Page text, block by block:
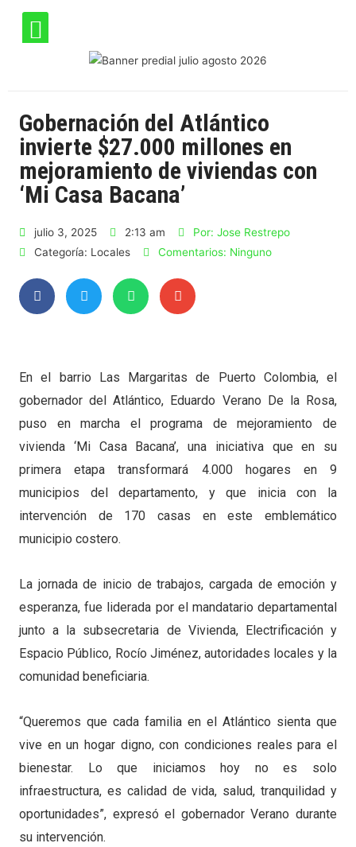
Gobernación del Atlántico
invierte $27.000 millones en
mejoramiento de viviendas con
‘Mi Casa Bacana’
julio 3, 2025 2:13 am Por: Jose Restrepo
Categoría: Locales Comentarios: Ninguno
En el barrio Las Margaritas de Puerto Colombia, el
gobernador del Atlántico, Eduardo Verano De la Rosa,
puso en marcha el programa de mejoramiento de
vivienda ‘Mi Casa Bacana’, una iniciativa que en su
primera etapa transformará 4.000 hogares en 9
municipios del departamento, y que inicia con la
intervención de 170 casas en este emblemático
municipio costero.
La jornada de inicio de trabajos, cargada de emoción y
esperanza, fue liderada por el mandatario departamental
junto a la subsecretaria de Vivienda, Electrificación y
Espacio Público, Rocío Jiménez, autoridades locales y la
comunidad beneficiaria.
“Queremos que cada familia en el Atlántico sienta que
vive en un hogar digno, con condiciones reales para el
bienestar. Lo que iniciamos hoy no es solo
infraestructura, es calidad de vida, salud, tranquilidad y
oportunidades”, expresó el gobernador Verano durante
su intervención.